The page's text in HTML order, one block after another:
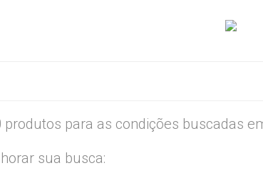
produtos para as condições buscadas
sua busca: